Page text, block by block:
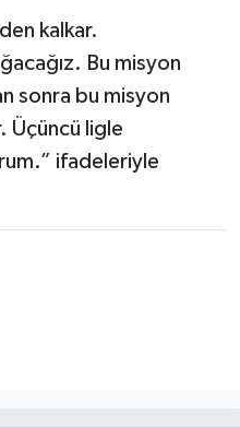
kalkar.
Bu misyon
sonra bu misyon
Üçüncü ligle
ifadeleriyle